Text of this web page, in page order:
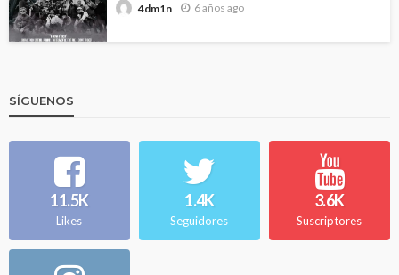
4dm1n 6 años ago
SÍGUENOS
11.5K
Likes
1.4K
Seguidores
3.6K
Suscriptores